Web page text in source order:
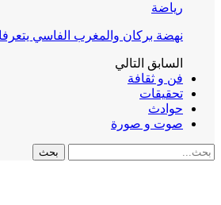
رياضة
نهضة بركان والمغرب الفاسي
السابق التالي
فن و ثقافة
تحقيقات
حوادث
صوت و صورة